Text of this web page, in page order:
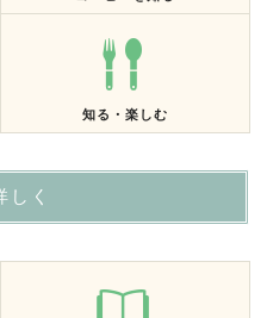
知る・楽しむ
しく